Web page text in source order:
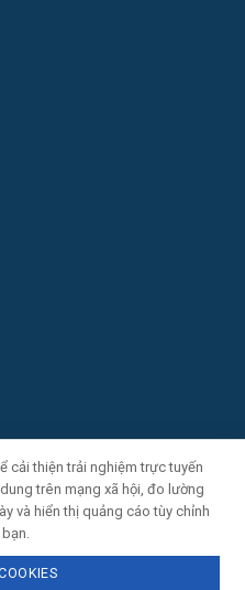
PHẦN KIẾN TRÚC VIỆT NAM XANH
cải thiện trải nghiệm trực tuyến
trên mạng xã hội, đo lường
và hiển thị quảng cáo tùy chỉnh